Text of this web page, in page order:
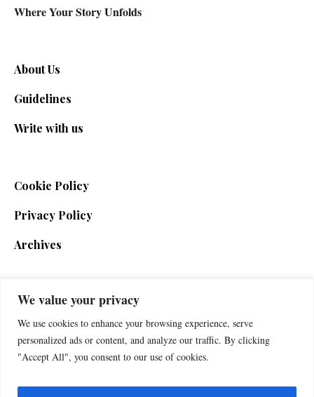
We value your privacy
We use cookies to enhance your browsing experience, serve
personalized ads or content, and analyze our traffic. By clicking
"Accept All", you consent to our use of cookies.
Where Your Story Unfolds
About Us
Guidelines
Write with us
Cookie Policy
Privacy Policy
Archives
SIGN UP FOR THE NEWSLETTER